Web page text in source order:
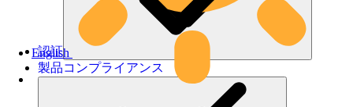
English
認証
製品コンプライアンス